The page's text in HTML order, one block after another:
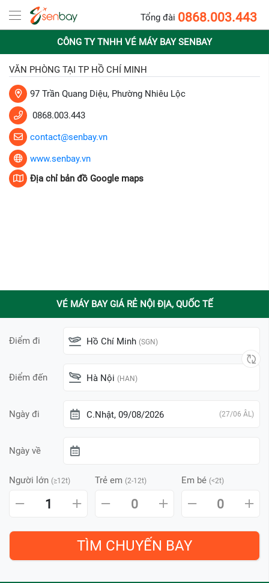
Tổng đài 0868.003.443
CÔNG TY TNHH VÉ MÁY BAY SENBAY
VĂN PHÒNG TẠI TP HỒ CHÍ MINH
97 Trần Quang Diệu, Phường Nhiêu Lộc
0868.003.443
contact@senbay.vn
www.senbay.vn
Địa chỉ bản đồ Google maps
VÉ MÁY BAY GIÁ RẺ NỘI ĐỊA, QUỐC TẾ
Điểm đi Hồ Chí Minh (SGN)
Điểm đến Hà Nội (HAN)
Ngày đi C.Nhật, 09/08/2026 (27/06 ÂL)
Ngày về
Người lớn (≥12t) Trẻ em (2-12t) Em bé (<2t)
1 0 0